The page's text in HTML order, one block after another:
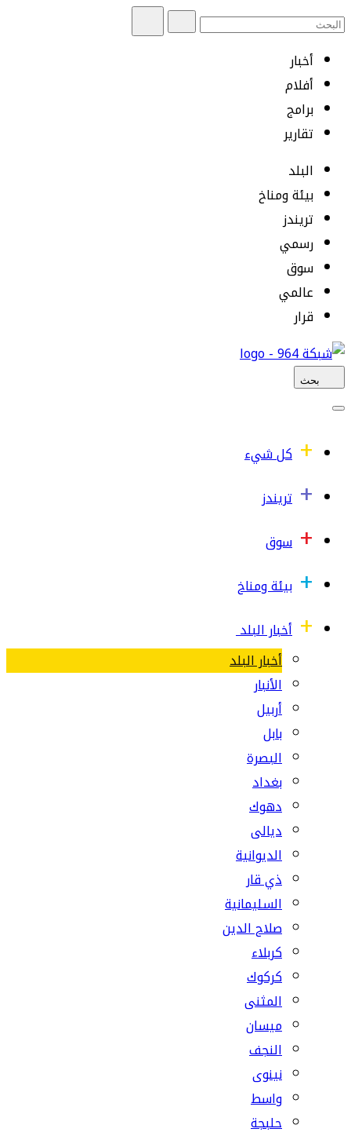
أخبار
أفلام
برامج
تقارير
البلد
بيئة ومناخ
تريندز
رسمي
سوق
عالمي
قرار
بحث
كل شيء
تريندز
سوق
بيئة ومناخ
أخبار البلد
أخبار البلد
الأنبار
أربيل
بابل
البصرة
بغداد
دهوك
ديالى
الديوانية
ذي قار
السليمانية
صلاح الدين
كربلاء
كركوك
المثنى
ميسان
النجف
نينوى
واسط
حلبجة